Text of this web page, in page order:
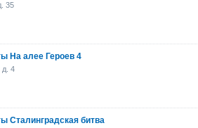
35
На алее Героев 4
д. 4
Сталинградская битва